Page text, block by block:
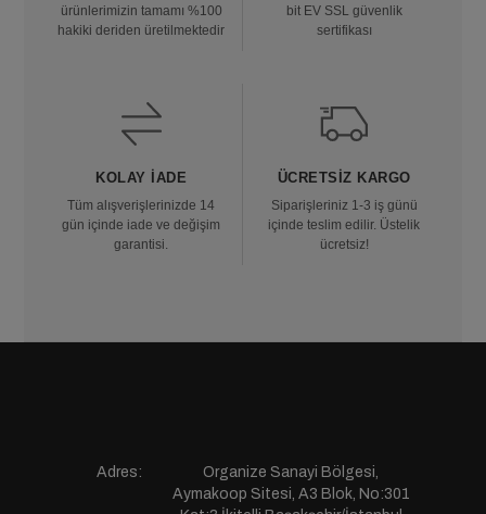
ürünlerimizin tamamı %100
hakiki deriden üretilmektedir
bit EV SSL güvenlik
sertifikası
KOLAY İADE
Tüm alışverişlerinizde 14
gün içinde iade ve değişim
garantisi.
ÜCRETSIZ KARGO
Siparişleriniz 1-3 iş günü
içinde teslim edilir. Üstelik
ücretsiz!
Adres:
Organize Sanayi Bölgesi,
Aymakoop Sitesi, A3 Blok, No:301